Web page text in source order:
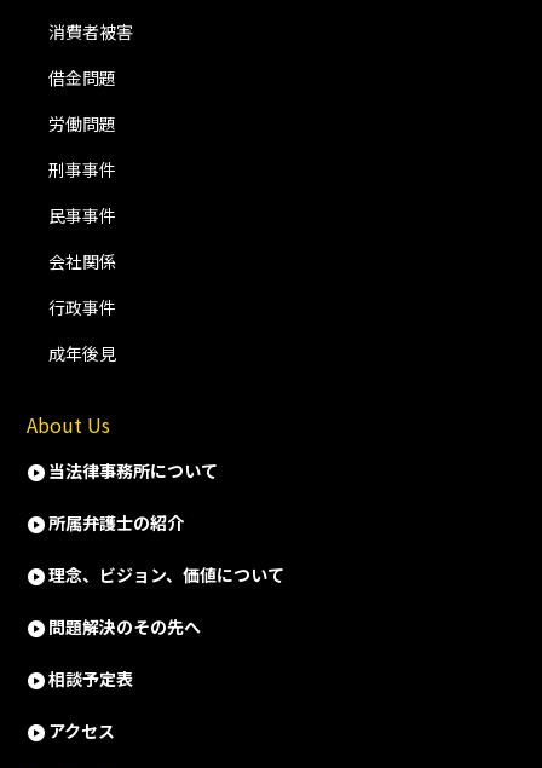
消費者被害
借金問題
労働問題
刑事事件
民事事件
会社関係
行政事件
成年後見
About Us
当法律事務所について
所属弁護士の紹介
理念、ビジョン、価値について
問題解決のその先へ
相談予定表
アクセス